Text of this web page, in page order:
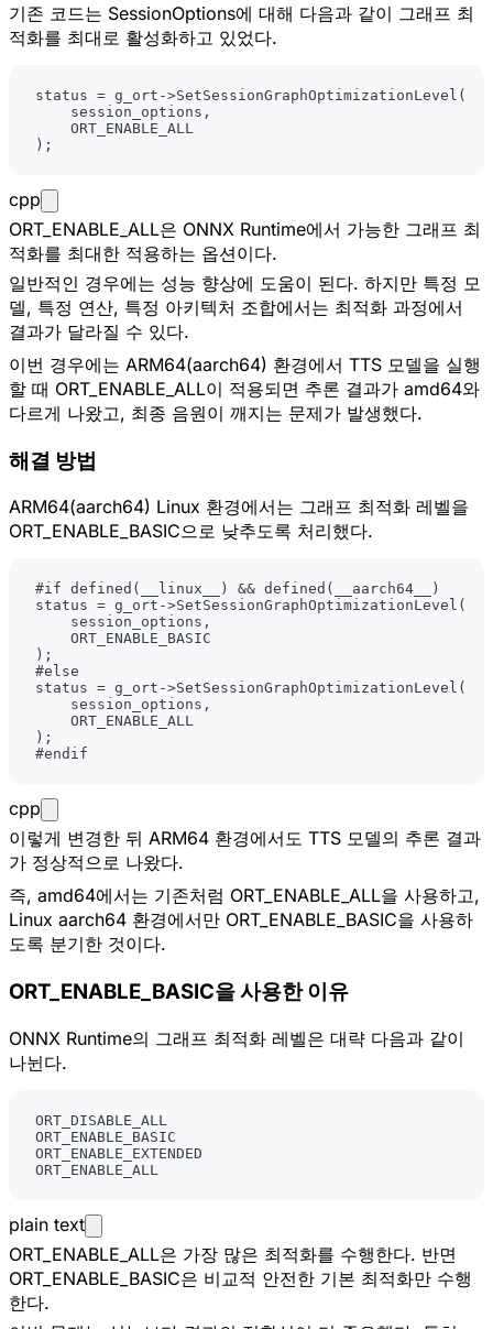
기존 코드는 SessionOptions에 대해 다음과 같이 그래프 최
적화를 최대로 활성화하고 있었다.
status = g_ort ->SetSessionGraphOptimizationLevel (
    session_options
,
) ;
cpp
ORT_ENABLE_ALL은 ONNX Runtime에서 가능한 그래프 최
적화를 최대한 적용하는 옵션이다.
일반적인 경우에는 성능 향상에 도움이 된다. 하지만 특정 모
델, 특정 연산, 특정 아키텍처 조합에서는 최적화 과정에서
결과가 달라질 수 있다.
이번 경우에는 ARM64(aarch64) 환경에서 TTS 모델을 실행
할 때 ORT_ENABLE_ALL이 적용되면 추론 결과가 amd64와
다르게 나왔고, 최종 음원이 깨지는 문제가 발생했다.
해결 방법
ARM64(aarch64) Linux 환경에서는 그래프 최적화 레벨을
ORT_ENABLE_BASIC으로 낮추도록 처리했다.
#if defined ( __linux__ ) && defined ( __aarch64__
)
status = g_ort ->SetSessionGraphOptimizationLevel (
    session_options
,
) ;
#else
status = g_ort ->SetSessionGraphOptimizationLevel (
    session_options
,
) ;
#endif
cpp
이렇게 변경한 뒤 ARM64 환경에서도 TTS 모델의 추론 결과
가 정상적으로 나왔다.
즉, amd64에서는 기존처럼 ORT_ENABLE_ALL을 사용하고,
Linux aarch64 환경에서만 ORT_ENABLE_BASIC을 사용하
도록 분기한 것이다.
ORT_ENABLE_BASIC을 사용한 이유
ONNX Runtime의 그래프 최적화 레벨은 대략 다음과 같이
나뉜다.
ORT_ENABLE_ALL
plain text
ORT_ENABLE_ALL은 가장 많은 최적화를 수행한다. 반면
ORT_ENABLE_BASIC은 비교적 안전한 기본 최적화만 수행
한다.